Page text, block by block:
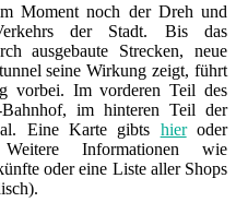
Moment noch der Dreh und
der Stadt. Bis das
ausgebaute Strecken, neue
seine Wirkung zeigt, führt
vorbei. Im vorderen Teil des
im hinteren Teil der
Eine Karte gibts hieroder
Informationen wie
oder eine Liste aller Shops